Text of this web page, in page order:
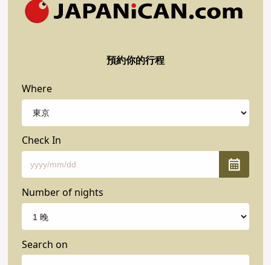
預約你的行程
Where
Check In
Number of nights
Search on